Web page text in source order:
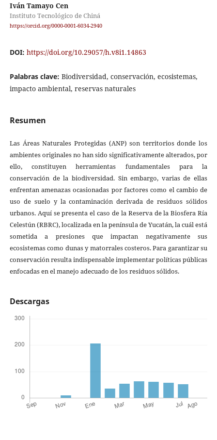
Iván Tamayo Cen
Instituto Tecnológico de Chiná
https://orcid.org/0000-0001-6034-2940
DOI: https://doi.org/10.29057/h.v8i1.14863
Palabras clave: Biodiversidad, conservación, ecosistemas,
impacto ambiental, reservas naturales
Resumen
Las Áreas Naturales Protegidas (ANP) son territorios donde los
ambientes originales no han sido significativamente alterados, por
ello, constituyen herramientas fundamentales para la
conservación de la biodiversidad. Sin embargo, varias de ellas
enfrentan amenazas ocasionadas por factores como el cambio de
uso de suelo y la contaminación derivada de residuos sólidos
urbanos. Aquí se presenta el caso de la Reserva de la Biosfera Ría
Celestún (RBRC), localizada en la península de Yucatán, la cuál está
sometida a presiones que impactan negativamente sus
ecosistemas como dunas y matorrales costeros. Para garantizar su
conservación resulta indispensable implementar políticas públicas
enfocadas en el manejo adecuado de los residuos sólidos.
Descargas